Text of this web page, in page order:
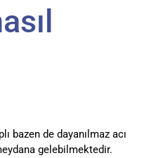
bazen de dayanılmaz acı
gelebilmektedir.